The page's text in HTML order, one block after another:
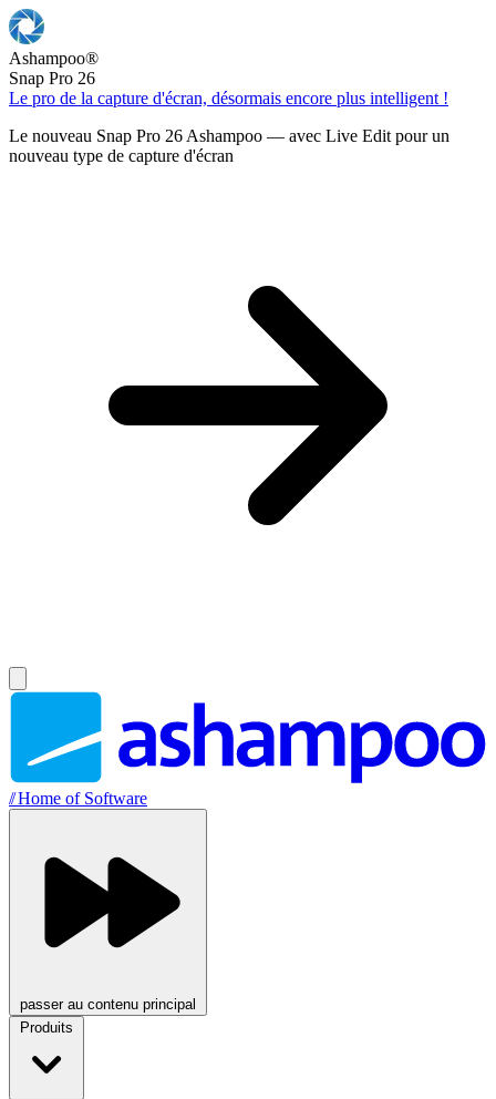
Ashampoo®
Snap Pro 26
Le pro de la capture d'écran, désormais encore plus intelligent !
Le nouveau Snap Pro 26 Ashampoo — avec Live Edit pour un
nouveau type de capture d'écran
//Home of Software
passer au contenu principal
Produits